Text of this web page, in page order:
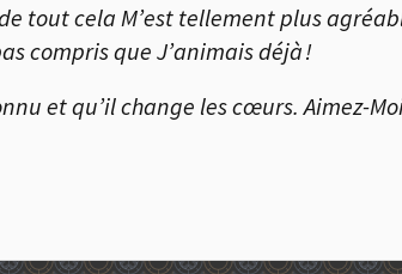
tout cela M’est tellement plus
compris que J’animais déjà !
et qu’il change les cœurs. Aimez-